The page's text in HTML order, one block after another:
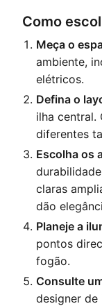
Como
Meça o
ambiente,
elétricos.
Defina o
ilha central.
diferentes
Escolha os
claras
dão
Planeje a
pontos
fogão.
Consulte
designer